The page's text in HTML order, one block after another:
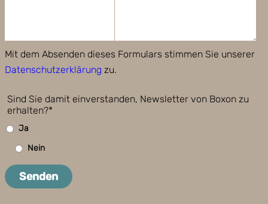
Mit dem Absenden dieses Formulars stimmen Sie unserer
Datenschutzerklärung zu.
Sind Sie damit einverstanden, Newsletter von Boxon zu
erhalten?*
Ja
Nein
Senden